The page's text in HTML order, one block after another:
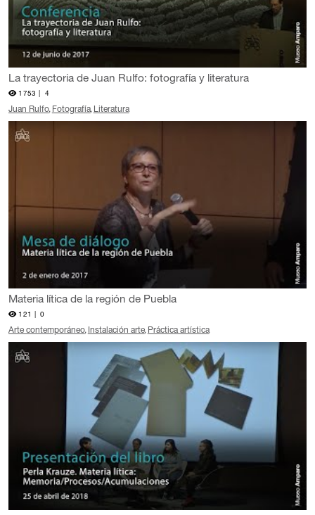
La trayectoria de Juan Rulfo: fotografía y literatura
1753 | 4
Juan Rulfo Fotografía Literatura
Materia lítica de la región de Puebla
121 | 0
Arte contemporáneo Instalación arte Práctica artística